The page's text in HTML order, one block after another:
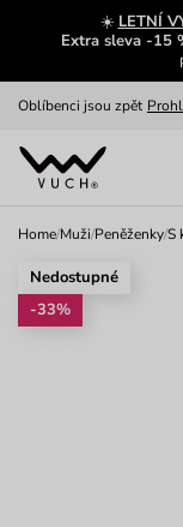
☀️ LETNÍ
Extra sleva -15
Zajímavosti ze světa
Oblíbenci jsou zpět
Nech se inspirovat
Home/Muži/Peněženky/S
Nedostupné
-33%